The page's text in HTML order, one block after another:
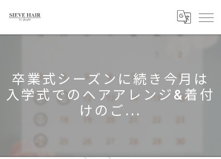
卒業式シーズンに続き今月は
入学式でのヘアアレンジ&着付
けのご...